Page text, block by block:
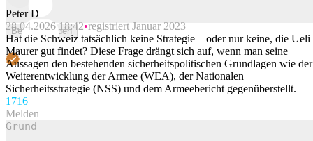
Beitrag melden
Peter D
28.04.2026 18:42 registriert Januar 2023
Hat die Schweiz tatsächlich keine Strategie – oder nur keine, die Ueli
Maurer gut findet? Diese Frage drängt sich auf, wenn man seine
Aussagen den bestehenden sicherheitspolitischen Grundlagen wie der
Weiterentwicklung der Armee (WEA), der Nationalen
Sicherheitsstrategie (NSS) und dem Armeebericht gegenüberstellt.
1716
Melden